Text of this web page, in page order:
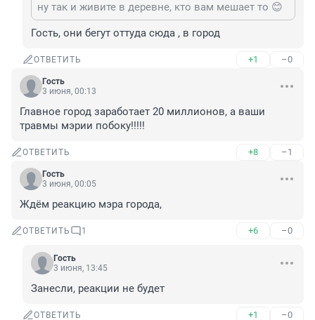
ну так и живите в деревне, кто вам мешает то 😊
Гость, они бегут оттуда сюда , в город
ОТВЕТИТЬ +1 –0
Гость
3 июня, 00:13
Главное город заработает 20 миллионов, а ваши
травмы мэрии побоку!!!!!
ОТВЕТИТЬ +8 –1
Гость
3 июня, 00:05
Ждём реакцию мэра города,
ОТВЕТИТЬ 1 +6 –0
Гость
3 июня, 13:45
Занесли, реакции не будет
ОТВЕТИТЬ +1 –0